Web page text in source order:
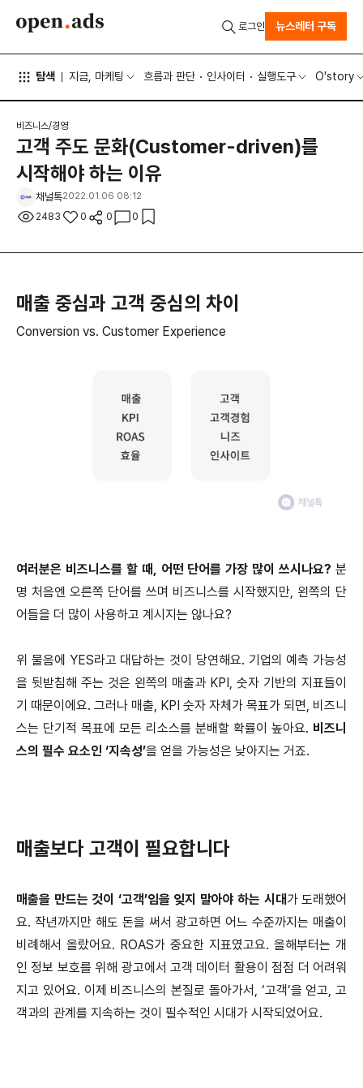
탐색 지금, 마케팅 흐름과 판단 인사이터 실행도구 O'story
로그인 뉴스레터 구독
비즈니스/경영
고객 주도 문화(Customer-driven)를
시작해야 하는 이유
채널톡2022.01.06 08:12
2483 0 0 0
매출 중심과 고객 중심의 차이
Conversion vs. Customer Experience
여러분은 비즈니스를 할 때, 어떤 단어를 가장 많이 쓰시나요? 분
명 처음엔 오른쪽 단어를 쓰며 비즈니스를 시작했지만, 왼쪽의 단
어들을 더 많이 사용하고 계시지는 않나요?
위 물음에 YES라고 대답하는 것이 당연해요. 기업의 예측 가능성
을 뒷받침해 주는 것은 왼쪽의 매출과 KPI, 숫자 기반의 지표들이
기 때문이에요. 그러나 매출, KPI 숫자 자체가 목표가 되면, 비즈니
스는 단기적 목표에 모든 리소스를 분배할 확률이 높아요. 비즈니
스의 필수 요소인 ‘지속성’을 얻을 가능성은 낮아지는 거죠.
매출보다 고객이 필요합니다
매출을 만드는 것이 ‘고객’임을 잊지 말아야 하는 시대가 도래했어
요. 작년까지만 해도 돈을 써서 광고하면 어느 수준까지는 매출이
비례해서 올랐어요. ROAS가 중요한 지표였고요. 올해부터는 개
인 정보 보호를 위해 광고에서 고객 데이터 활용이 점점 더 어려워
지고 있어요. 이제 비즈니스의 본질로 돌아가서, ‘고객’을 얻고, 고
객과의 관계를 지속하는 것이 필수적인 시대가 시작되었어요.